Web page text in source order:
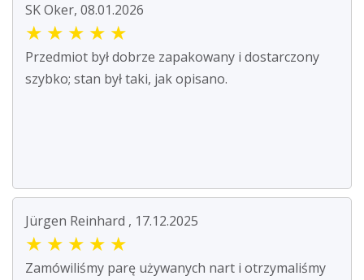
SK Oker, 08.01.2026
★ ★ ★ ★ ★
Przedmiot był dobrze zapakowany i dostarczony
szybko; stan był taki, jak opisano.
Jürgen Reinhard , 17.12.2025
★ ★ ★ ★ ★
Zamówiliśmy parę używanych nart i otrzymaliśmy